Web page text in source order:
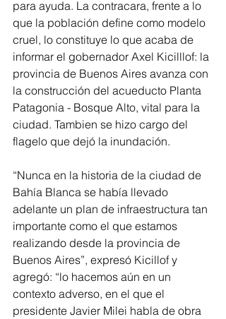
para ayuda. La contracara, frente a lo
que la población define como modelo
cruel, lo constituye lo que acaba de
informar el gobernador Axel Kicilllof: la
provincia de Buenos Aires avanza con
la construcción del acueducto Planta
Patagonia - Bosque Alto, vital para la
ciudad. Tambien se hizo cargo del
flagelo que dejó la inundación.
“Nunca en la historia de la ciudad de
Bahía Blanca se había llevado
adelante un plan de infraestructura tan
importante como el que estamos
realizando desde la provincia de
Buenos Aires”, expresó Kicillof y
agregó: “lo hacemos aún en un
contexto adverso, en el que el
presidente Javier Milei habla de obra